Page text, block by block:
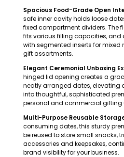
Spacious Food-Grade Open
safe inner cavity holds loose
fixed compartment dividers. The
fits various filling capacities, and
with segmented inserts for mixed
gift assortments.
Elegant Ceremonial Unboxing
hinged lid opening creates a
neatly arranged dates, elevating
into thoughtful, sophisticated
personal and commercial gifting
Multi-Purpose Reusable
consuming dates, this sturdy
be reused to store small snacks,
accessories and keepsakes,
brand visibility for your business.